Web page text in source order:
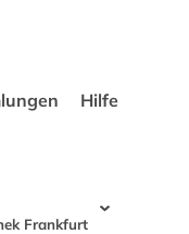
Hilfe
Frankfurt